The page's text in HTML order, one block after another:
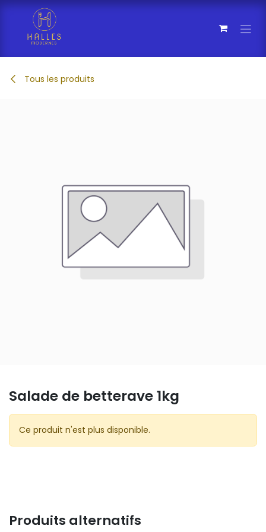
Se rendre au contenu
Tous les produits
Salade de betterave 1kg
Ce produit n'est plus disponible.
Produits alternatifs